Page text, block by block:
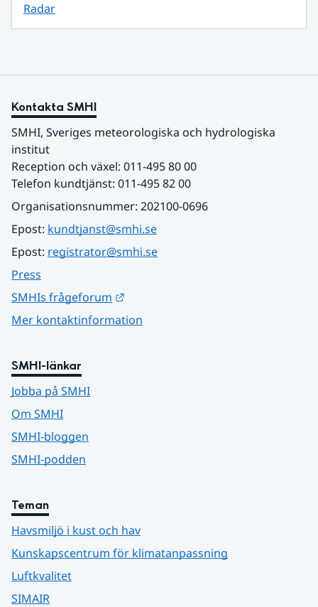
Radar
Kontakta SMHI
SMHI, Sveriges meteorologiska och hydrologiska
institut
Reception och växel: 011-495 80 00
Telefon kundtjänst: 011-495 82 00
Organisationsnummer: 202100-0696
Epost: kundtjanst@smhi.se
Epost: registrator@smhi.se
Press
SMHIs frågeforum
Mer kontaktinformation
SMHI-länkar
Jobba på SMHI
Om SMHI
SMHI-bloggen
SMHI-podden
Teman
Havsmiljö i kust och hav
Kunskapscentrum för klimatanpassning
Luftkvalitet
SIMAIR